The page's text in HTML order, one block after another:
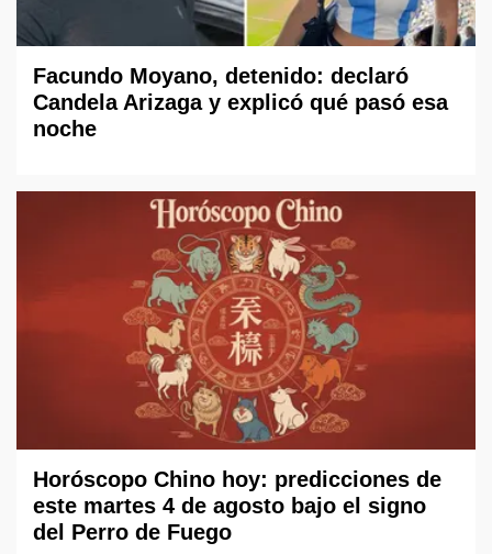
Facundo Moyano, detenido: declaró
Candela Arizaga y explicó qué pasó esa
noche
Horóscopo Chino hoy: predicciones de
este martes 4 de agosto bajo el signo
del Perro de Fuego